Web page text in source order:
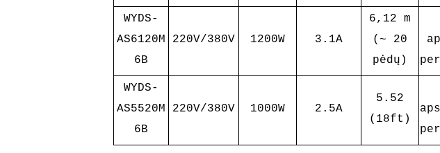
WYDS-
AS6120M
6B
220V/380V 1200W 3.1A
6,12 m
(~ 20
pėdų)
WYDS-
AS5520M
6B
220V/380V 1000W 2.5A
5.52
(18ft)